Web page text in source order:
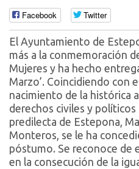
Facebook Twitter
El Ayuntamiento de
más a la conmemoración
Mujeres y ha hecho
Marzo’. Coincidiendo con
nacimiento de la histórica
derechos civiles y políticos
predilecta de Estepona,
Monteros, se le ha
póstumo. Se reconoce de
en la consecución de la